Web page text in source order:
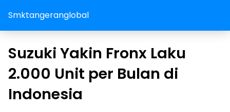
Smktangeranglobal
Suzuki Yakin Fronx Laku
2.000 Unit per Bulan di
Indonesia